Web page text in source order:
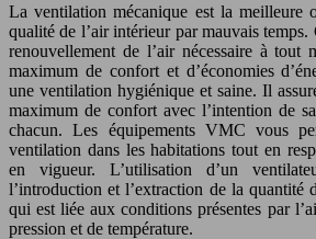
La ventilation mécanique est la meilleure
qualité de l’air intérieur par mauvais
renouvellement de l’air nécessaire à tout
maximum de confort et d’économies
une ventilation hygiénique et saine. Il
maximum de confort avec l’intention de
chacun. Les équipements VMC vous
ventilation dans les habitations tout en
en vigueur. L’utilisation d’un
l’introduction et l’extraction de la quantité
qui est liée aux conditions présentes par
pression et de température.